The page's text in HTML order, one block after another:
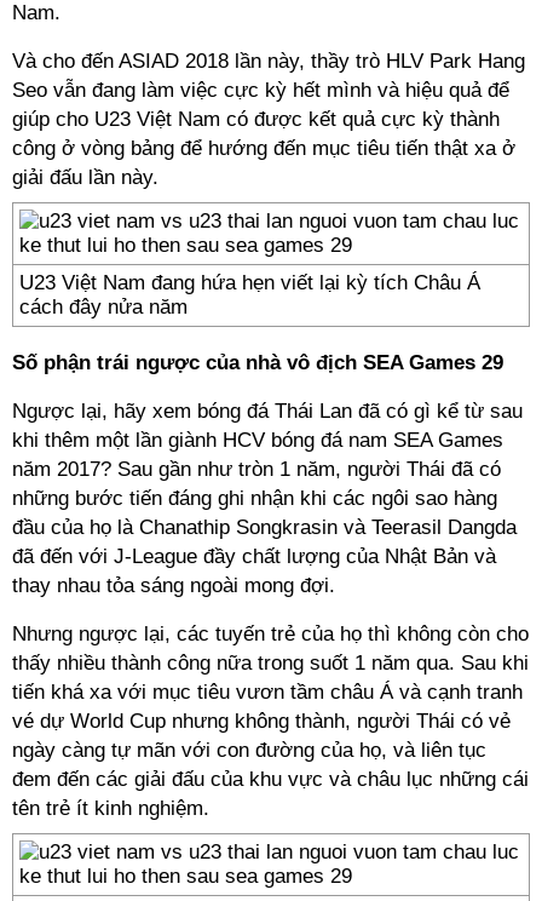
Nam.
Và cho đến ASIAD 2018 lần này, thầy trò HLV Park Hang
Seo vẫn đang làm việc cực kỳ hết mình và hiệu quả để
giúp cho U23 Việt Nam có được kết quả cực kỳ thành
công ở vòng bảng để hướng đến mục tiêu tiến thật xa ở
giải đấu lần này.
U23 Việt Nam đang hứa hẹn viết lại kỳ tích Châu Á
cách đây nửa năm
Số phận trái ngược của nhà vô địch SEA Games 29
Ngược lại, hãy xem bóng đá Thái Lan đã có gì kể từ sau
khi thêm một lần giành HCV bóng đá nam SEA Games
năm 2017? Sau gần như tròn 1 năm, người Thái đã có
những bước tiến đáng ghi nhận khi các ngôi sao hàng
đầu của họ là Chanathip Songkrasin và Teerasil Dangda
đã đến với J-League đầy chất lượng của Nhật Bản và
thay nhau tỏa sáng ngoài mong đợi.
Nhưng ngược lại, các tuyến trẻ của họ thì không còn cho
thấy nhiều thành công nữa trong suốt 1 năm qua. Sau khi
tiến khá xa với mục tiêu vươn tầm châu Á và cạnh tranh
vé dự World Cup nhưng không thành, người Thái có vẻ
ngày càng tự mãn với con đường của họ, và liên tục
đem đến các giải đấu của khu vực và châu lục những cái
tên trẻ ít kinh nghiệm.